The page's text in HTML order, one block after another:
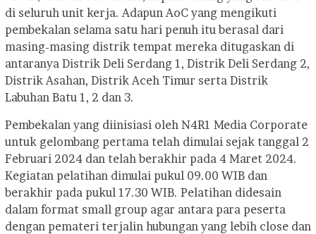
di seluruh unit kerja. Adapun AoC yang mengikuti
pembekalan selama satu hari penuh itu berasal dari
masing-masing distrik tempat mereka ditugaskan di
antaranya Distrik Deli Serdang 1, Distrik Deli Serdang 2,
Distrik Asahan, Distrik Aceh Timur serta Distrik
Labuhan Batu 1, 2 dan 3.
Pembekalan yang diinisiasi oleh N4R1 Media Corporate
untuk gelombang pertama telah dimulai sejak tanggal 2
Februari 2024 dan telah berakhir pada 4 Maret 2024.
Kegiatan pelatihan dimulai pukul 09.00 WIB dan
berakhir pada pukul 17.30 WIB. Pelatihan didesain
dalam format small group agar antara para peserta
dengan pemateri terjalin hubungan yang lebih close dan